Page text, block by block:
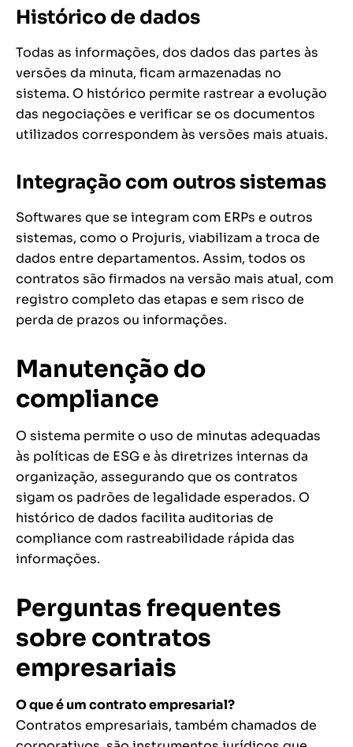
Histórico de dados
Todas as informações, dos dados das partes às
versões da minuta, ficam armazenadas no
sistema. O histórico permite rastrear a evolução
das negociações e verificar se os documentos
utilizados correspondem às versões mais atuais.
Integração com outros sistemas
Softwares que se integram com ERPs e outros
sistemas, como o Projuris, viabilizam a troca de
dados entre departamentos. Assim, todos os
contratos são firmados na versão mais atual, com
registro completo das etapas e sem risco de
perda de prazos ou informações.
Manutenção do
compliance
O sistema permite o uso de minutas adequadas
às políticas de ESG e às diretrizes internas da
organização, assegurando que os contratos
sigam os padrões de legalidade esperados. O
histórico de dados facilita auditorias de
compliance com rastreabilidade rápida das
informações.
Perguntas frequentes
sobre contratos
empresariais
O que é um contrato empresarial?
Contratos empresariais, também chamados de